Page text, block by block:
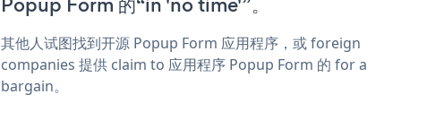
其他人试图找到开源 Popup Form 应用程序，或 foreign
companies 提供 claim to 应用程序 Popup Form 的 for a
bargain。